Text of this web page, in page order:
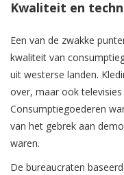
Kwaliteit en
Een van de zwakke
kwaliteit van
uit westerse landen.
over, maar ook
Consumptiegoederen
van het gebrek aan
waren.
De bureaucraten